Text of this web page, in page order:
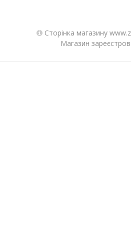
Сторінка магазину
Магазин